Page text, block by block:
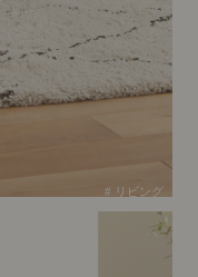
# リビング